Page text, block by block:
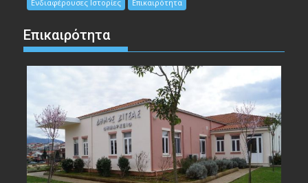
Ενδιαφέρουσες Ιστορίες Επικαιρότητα
Επικαιρότητα